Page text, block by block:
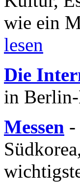
wie ein
lesen
Die
in
Messen -